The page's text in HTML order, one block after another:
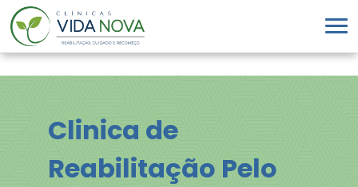
Clinica de
Reabilitação Pelo